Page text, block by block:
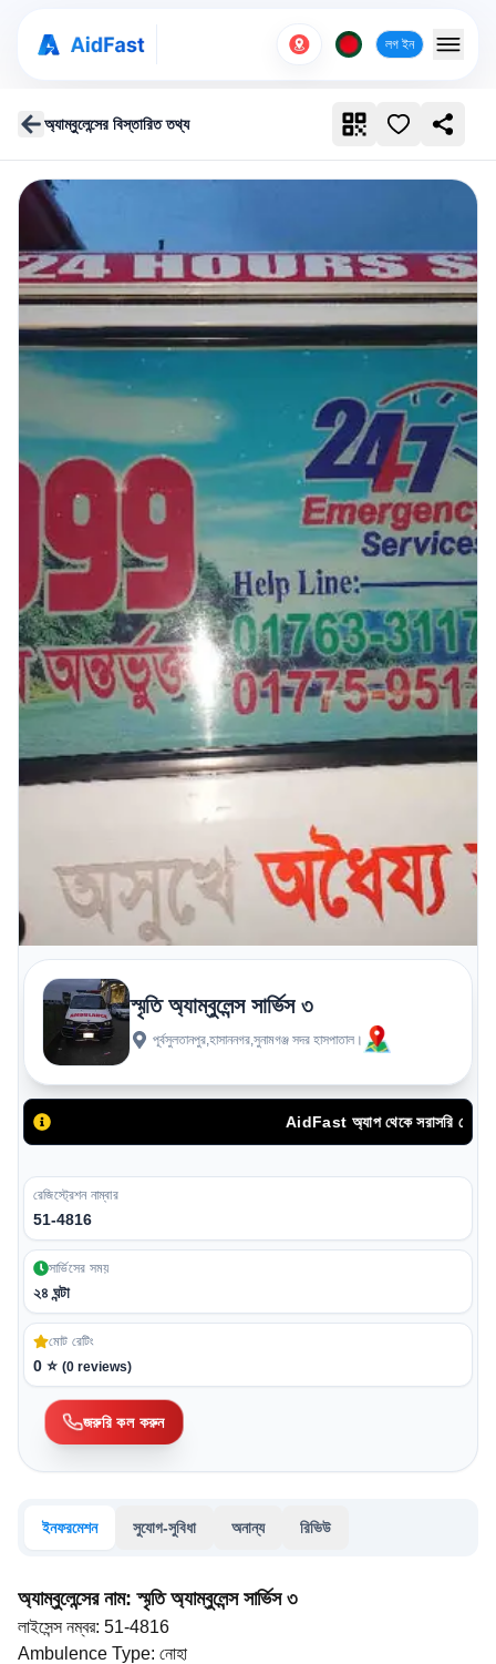
লগ ইন
অ্যাম্বুলেন্সের বিস্তারিত তথ্য
স্মৃতি অ্যাম্বুলেন্স সার্ভিস ৩
পূর্বসুলতানপুর,হাসাননগর,সুনামগঞ্জ সদর হাসপাতাল।
AidFast অ্যাপ থেকে সরাসরি ফোন কলের
রেজিস্ট্রেশন নাম্বার
51-4816
সার্ভিসের সময়
২৪ ঘন্টা
মোট রেটিং
0 ⭐ (0 reviews)
জরুরি কল করুন
ইনফরমেশন সুযোগ-সুবিধা অনান্য রিভিউ
অ্যাম্বুলেন্সের নাম:স্মৃতি অ্যাম্বুলেন্স সার্ভিস ৩
লাইসেন্স নম্বর: 51-4816
Ambulence Type: নোহা